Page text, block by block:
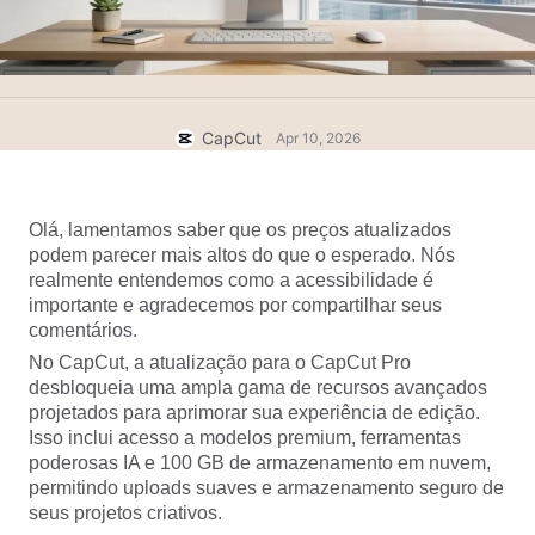
Texto e Áudio
Reconhecimento de fala
Texto em fala
Vozes personalizadas
Aprimorar voz
Redução de ruído
Imagem
Marketing
Estilo de vida e vlogs
Design personalizado
Recursos
Guias práticos
Tendências do mercado
Principais escolhas
Tendências e dicas de modelos
Mais
Modelos para setores
Modelos de retrospectiva
Centro de confiança
Central de ajuda
Sobre os Termos de Serviço do CapCut
Dreamina Seedance 2.0 Launch
Abrir o CapCut
CapCut Apr 10, 2026
Olá, lamentamos saber que os preços atualizados
podem parecer mais altos do que o esperado. Nós
realmente entendemos como a acessibilidade é
importante e agradecemos por compartilhar seus
comentários.
No CapCut, a atualização para o CapCut Pro
desbloqueia uma ampla gama de recursos avançados
projetados para aprimorar sua experiência de edição.
Isso inclui acesso a modelos premium, ferramentas
poderosas IA e 100 GB de armazenamento em nuvem,
permitindo uploads suaves e armazenamento seguro de
seus projetos criativos.